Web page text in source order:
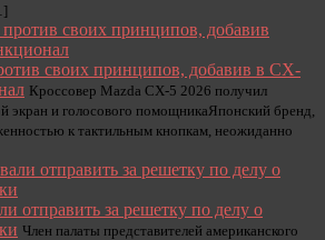
своих принципов, добавив в CX-
Кроссовер Mazda CX-5 2026 получил
экран и голосового помощникаЯпонский бренд,
к тактильным кнопкам, неожиданно
отправить за решетку по делу о
Член палаты представителей американского